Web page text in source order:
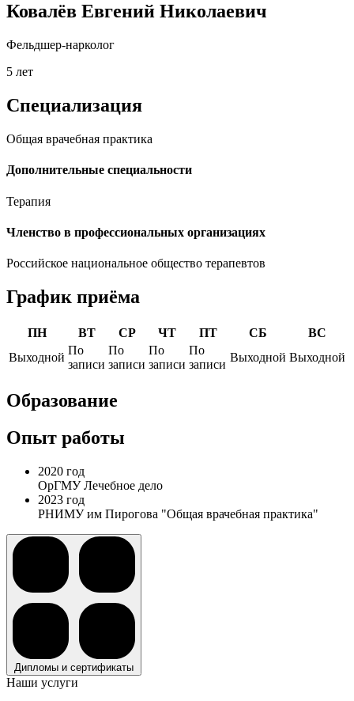
Ковалёв Евгений Николаевич
Фельдшер-нарколог
5 лет
Специализация
Общая врачебная практика
Дополнительные специальности
Терапия
Членство в профессиональных организациях
Российское национальное общество терапевтов
График приёма
ПН ВТ СР ЧТ ПТ СБ
ВС
Выходной
По
записи
По
записи
По
записи
По
записи
Выходной Выходной
Образование
Опыт работы
2020 год
ОрГМУ Лечебное дело
2023 год
РНИМУ им Пирогова "Общая врачебная практика"
Дипломы и сертификаты
Наши услуги